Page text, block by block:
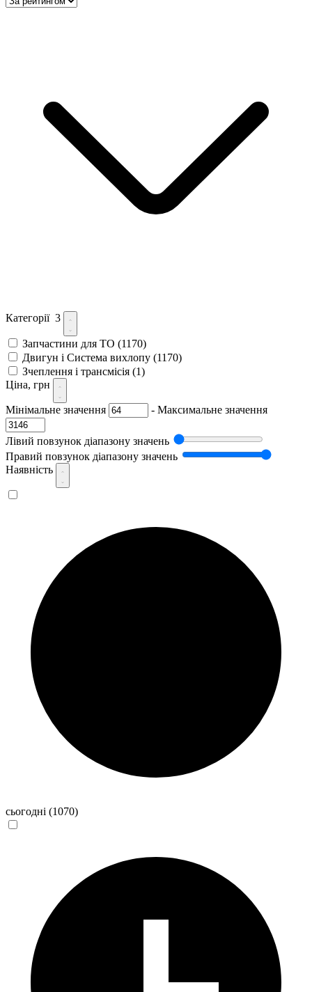
Категорії 3
Запчастини для ТО (1170)
Двигун і Система вихлопу (1170)
Зчеплення і трансмісія (1)
Ціна, грн
Мінімальне значення - Максимальне значення
Лівий повзунок діапазону значень
Правий повзунок діапазону значень
Наявність
сьогодні (1070)